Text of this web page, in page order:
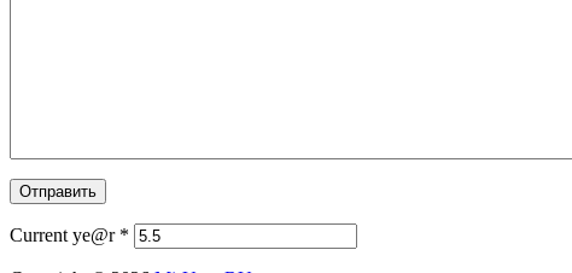
Current ye@r *